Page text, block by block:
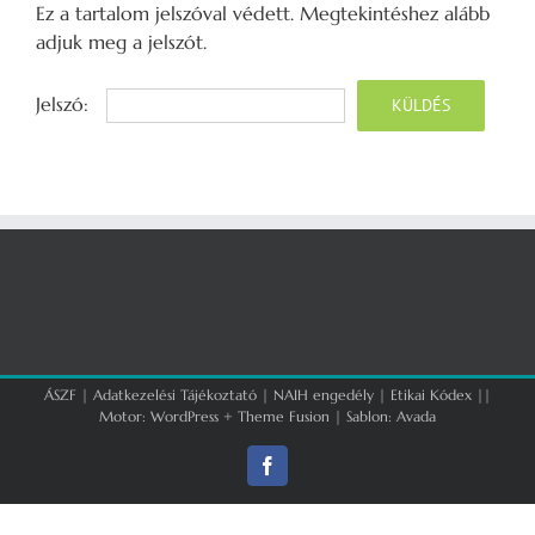
Ez a tartalom jelszóval védett. Megtekintéshez alább
adjuk meg a jelszót.
Jelszó:
ÁSZF | Adatkezelési Tájékoztató | NAIH engedély | Etikai Kódex ||
Motor: WordPress + Theme Fusion | Sablon: Avada
Facebook